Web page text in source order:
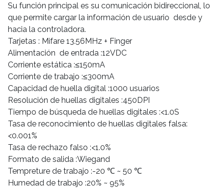
Su función principal es su comunicación bidireccional, lo
que permite cargar la información de usuario desde y
hacia la controladora.
Tarjetas : Mifare 13.56MHz + Finger
Alimentación de entrada :12VDC
Corriente estática :≤150mA
Corriente de trabajo :≤300mA
Capacidad de huella digital :1000 usuarios
Resolución de huellas digitales :450DPI
Tiempo de búsqueda de huellas digitales :<1.0S
Tasa de reconocimiento de huellas digitales falsa:
<0.001%
Tasa de rechazo falso :<1.0%
Formato de salida :Wiegand
Tempreture de trabajo :-20 ℃ ~ 50 ℃
Humedad de trabajo :20% ~ 95%